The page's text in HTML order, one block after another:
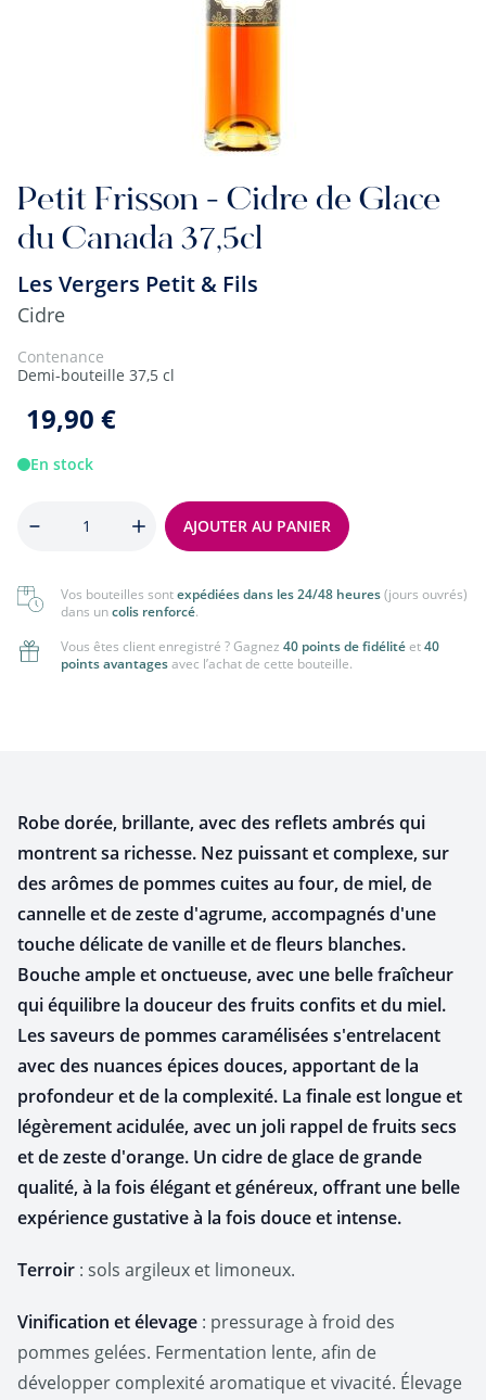
Petit Frisson - Cidre de Glace
du Canada 37,5cl
Les Vergers Petit & Fils
Cidre
Contenance
Demi-bouteille 37,5 cl
19,90 €
En stock
AJOUTER AU PANIER
Vos bouteilles sontexpédiées dans les 24/48 heures(jours ouvrés)
dans uncolis renforcé.
Vous êtes client enregistré ? Gagnez 40 points de fidélité et40
points avantagesavec l’achat de cette bouteille.
Robe dorée, brillante, avec des reflets ambrés qui
montrent sa richesse. Nez puissant et complexe, sur
des arômes de pommes cuites au four, de miel, de
cannelle et de zeste d'agrume, accompagnés d'une
touche délicate de vanille et de fleurs blanches.
Bouche ample et onctueuse, avec une belle fraîcheur
qui équilibre la douceur des fruits confits et du miel.
Les saveurs de pommes caramélisées s'entrelacent
avec des nuances épices douces, apportant de la
profondeur et de la complexité. La finale est longue et
légèrement acidulée, avec un joli rappel de fruits secs
et de zeste d'orange. Un cidre de glace de grande
qualité, à la fois élégant et généreux, offrant une belle
expérience gustative à la fois douce et intense.
Terroir : sols argileux et limoneux.
Vinification et élevage : pressurage à froid des
pommes gelées. Fermentation lente, afin de
développer complexité aromatique et vivacité. Élevage